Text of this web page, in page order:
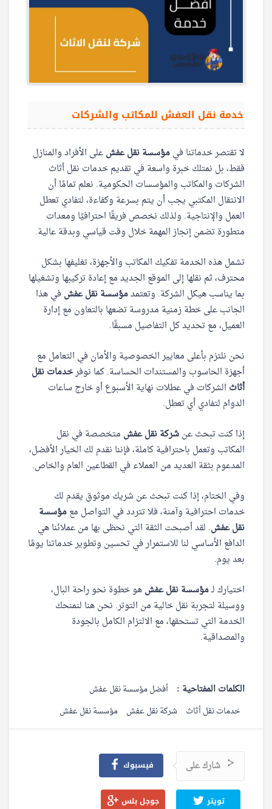
خدمة نقل العفش للمكاتب والشركات
لا تقتصر خدماتنا فيمؤسسة نقل عفشعلى الأفراد والمنازل
فقط، بل نمتلك خبرة واسعة في تقديم خدمات نقل أثاث
الشركات والمكاتب والمؤسسات الحكومية. نعلم تمامًا أن
الانتقال المكتبي يجب أن يتم بسرعة وكفاءة، لتفادي تعطل
العمل والإنتاجية. ولذلك نخصص فريقًا احترافيًا ومعدات
متطورة تضمن إنجاز المهمة خلال وقت قياسي وبدقة عالية.
تشمل هذه الخدمة تفكيك المكاتب والأجهزة، تغليفها بشكل
محترف، ثم نقلها إلى الموقع الجديد مع إعادة تركيبها وتشغيلها
بما يناسب هيكل الشركة. وتعتمدمؤسسة نقل عفش في هذا
الجانب على خطة زمنية مدروسة تضعها بالتعاون مع إدارة
العميل، مع تحديد كل التفاصيل مسبقًا.
نحن نلتزم بأعلى معايير الخصوصية والأمان في التعامل مع
أجهزة الحاسوب والمستندات الحساسة. كما نوفرخدمات نقل
أثاث الشركات في عطلات نهاية الأسبوع أو خارج ساعات
الدوام لتفادي أي تعطل.
إذا كنت تبحث عنشركة نقل عفش متخصصة في نقل
المكاتب وتعمل باحترافية كاملة، فإننا نقدم لك الخيار الأفضل،
المدعوم بثقة العديد من العملاء في القطاعين العام والخاص.
وفي الختام، إذا كنت تبحث عن شريك موثوق يقدم لك
خدمات احترافية وآمنة، فلا تتردد في التواصل معمؤسسة
نقل عفش. لقد أصبحت الثقة التي نحظى بها من عملائنا هي
الدافع الأساسي لنا للاستمرار في تحسين وتطوير خدماتنا يومًا
بعد يوم.
اختيارك لـمؤسسة نقل عفشهو خطوة نحو راحة البال،
ووسيلة لتجربة نقل خالية من التوتر. نحن هنا لنمنحك
الخدمة التي تستحقها، مع الالتزام الكامل بالجودة
والمصداقية.
الكلمات المفتاحية : أفضل مؤسسة نقل عفش
خدمات نقل أثاث شركة نقل عفش مؤسسة نقل عفش
شارك على فيسبوك
تويتر جوجل بلس